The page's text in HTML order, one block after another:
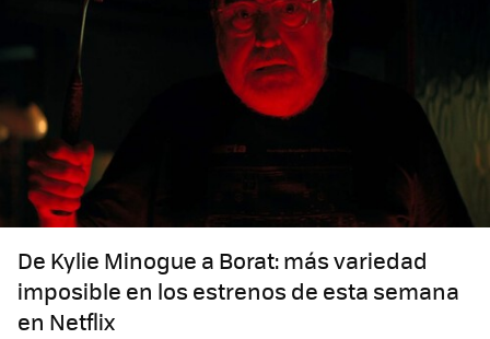
De Kylie Minogue a Borat: más variedad
imposible en los estrenos de esta semana
en Netflix